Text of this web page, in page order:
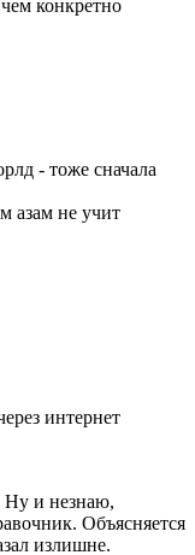
конкретно
- тоже сначала
азам не учит
интернет
Ну и незнаю,
Объясняется
излишне.